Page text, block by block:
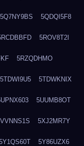
5Q7NY9BS 5QDQI5F8
5ROV8T2I
5RZQDHMO
5TDWI9U5 5TDWKNIX
5UUMB8OT
5XJ2MR7Y
5Y86UZX6